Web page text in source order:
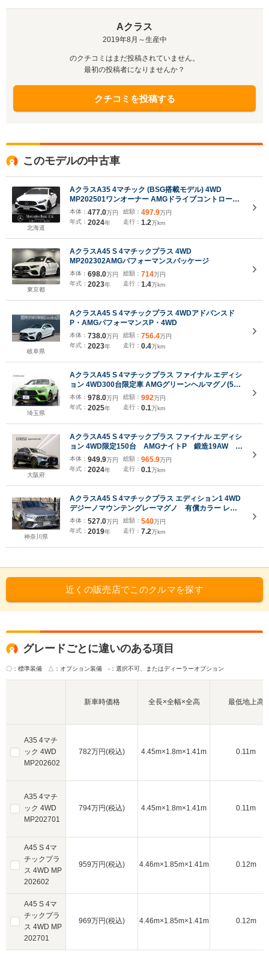
Aクラス
2019年8月～生産中
のクチコミはまだ投稿されていません。
最初の投稿者になりませんか？
クチコミを投稿する
このモデルの中古車
北海道
AクラスA35 4マチック (BSG搭載モデル) 4WD
MP202501ワンオーナー AMGドライブコントロール
スイッチ AMGパフォーマンスステアリング(ナッパレ
ザー) AMG18インチAW MBUX ARナビ デジタルコッ
本体： 477.0万円
年式： 2024年
総額： 497.9万円
走行： 1.2万km
東京都
AクラスA45 S 4マチックプラス 4WD
MP202302AMGパフォーマンスパッケージ
本体： 698.0万円
年式： 2023年
総額： 714万円
走行： 1.4万km
岐阜県
AクラスA45 S 4マチックプラス 4WDアドバンスド
P・AMGパフォーマンスP・4WD
本体： 738.0万円
年式： 2023年
総額： 756.4万円
走行： 0.4万km
埼玉県
AクラスA45 S 4マチックプラス ファイナル エディシ
ョン 4WD300台限定車 AMGグリーンヘルマグノ(50
台限定) 専用AMGインテリア AMGナイトパッケージ
本体： 978.0万円
年式： 2025年
総額： 992万円
走行： 0.1万km
大阪府
AクラスA45 S 4マチックプラス ファイナル エディシ
ョン 4WD限定150台 AMGナイトP 鍛造19AW
AMGエクステリアナイトパッケージII AMGエアロダ
イナミクスパッケージ AMGブラックブレーキキャ
リパー AMGパフォーマンスシート AMGリアルパ
フォーマンスサウンド
本体： 949.9万円
年式： 2024年
総額： 965.9万円
走行： 0.1万km
神奈川県
AクラスA45 S 4マチックプラス エディション1 4WD
デジーノマウンテングレーマグノ 有償カラー レー
ダーセーフティPKG 整備記録簿付
本体： 527.0万円
年式： 2019年
総額： 540万円
走行： 7.2万km
近くの販売店でこのクルマを探す
グレードごとに違いのある項目
〇：標準装備 △：オプション装備 -：選択不可、またはディーラーオプション
A35 4マチ
ック 4WD
MP202602
A35 4マチ
ック 4WD
MP202701
A45 S 4マ
チックプラ
ス 4WD MP
202602
A45 S 4マ
チックプラ
ス 4WD MP
202701
新車時価格 全長×全幅×全高 最低地上高
782万円(税込) 4.45m×1.8m×1.41m 0.11m
794万円(税込) 4.45m×1.8m×1.41m 0.11m
959万円(税込) 4.46m×1.85m×1.41m 0.12m
969万円(税込) 4.46m×1.85m×1.41m 0.12m